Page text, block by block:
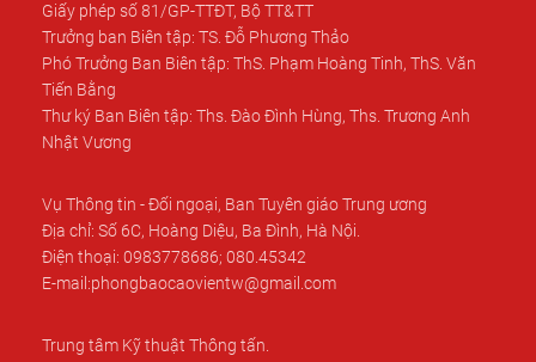
Giấy phép số 81/GP-TTĐT, Bộ TT&TT
Trưởng ban Biên tập: TS. Đỗ Phương Thảo
Phó Trưởng Ban Biên tập: ThS. Phạm Hoàng Tinh, ThS. Văn
Tiến Bằng
Thư ký Ban Biên tập: Ths. Đào Đình Hùng, Ths. Trương Anh
Nhật Vương
Vụ Thông tin - Đối ngoại, Ban Tuyên giáo Trung ương
Địa chỉ: Số 6C, Hoàng Diệu, Ba Đình, Hà Nội.
Điện thoại: 0983778686; 080.45342
E-mail:phongbaocaovientw@gmail.com
Trung tâm Kỹ thuật Thông tấn.